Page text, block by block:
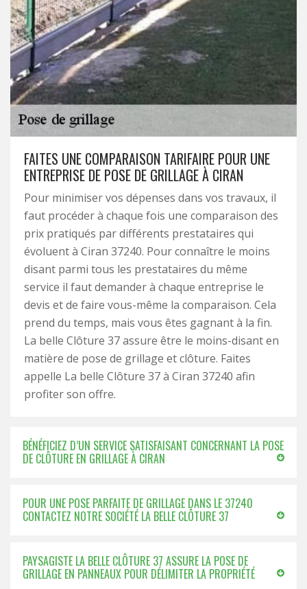
FAITES UNE COMPARAISON TARIFAIRE POUR UNE
ENTREPRISE DE POSE DE GRILLAGE À CIRAN
Pour minimiser vos dépenses dans vos travaux, il
faut procéder à chaque fois une comparaison des
prix pratiqués par différents prestataires qui
évoluent à Ciran 37240. Pour connaître le moins
disant parmi tous les prestataires du même
service il faut demander à chaque entreprise le
devis et de faire vous-même la comparaison. Cela
prend du temps, mais vous êtes gagnant à la fin.
La belle Clôture 37 assure être le moins-disant en
matière de pose de grillage et clôture. Faites
appelle La belle Clôture 37 à Ciran 37240 afin
profiter son offre.
BÉNÉFICIEZ D’UN SERVICE SATISFAISANT CONCERNANT LA POSE
DE CLÔTURE EN GRILLAGE À CIRAN
POUR UNE POSE PARFAITE DE GRILLAGE DANS LE 37240
CONTACTEZ NOTRE SOCIÉTÉ LA BELLE CLÔTURE 37
PAYSAGISTE LA BELLE CLÔTURE 37 ASSURE LA POSE DE
GRILLAGE EN PANNEAUX POUR DÉLIMITER LA PROPRIÉTÉ